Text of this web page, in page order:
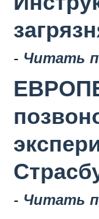
- Читать
- Читать